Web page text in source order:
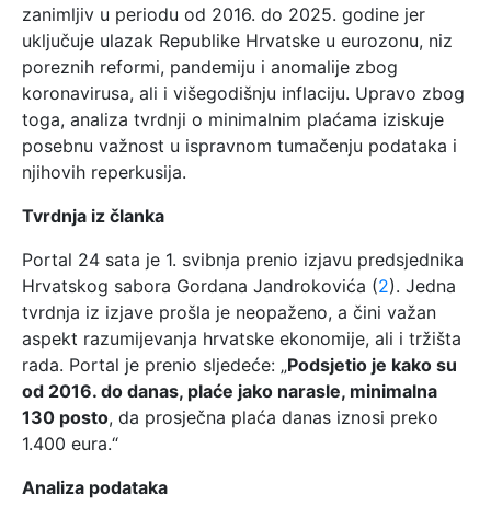
zanimljiv u periodu od 2016. do 2025. godine jer
uključuje ulazak Republike Hrvatske u eurozonu, niz
poreznih reformi, pandemiju i anomalije zbog
koronavirusa, ali i višegodišnju inflaciju. Upravo zbog
toga, analiza tvrdnji o minimalnim plaćama iziskuje
posebnu važnost u ispravnom tumačenju podataka i
njihovih reperkusija.
Tvrdnja iz članka
Portal 24 sata je 1. svibnja prenio izjavu predsjednika
Hrvatskog sabora Gordana Jandrokovića (2). Jedna
tvrdnja iz izjave prošla je neopaženo, a čini važan
aspekt razumijevanja hrvatske ekonomije, ali i tržišta
rada. Portal je prenio sljedeće: „Podsjetio je kako su
od 2016. do danas, plaće jako narasle, minimalna
130 posto, da prosječna plaća danas iznosi preko
1.400 eura.“
Analiza podataka